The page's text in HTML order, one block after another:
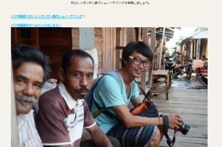
ぜひレンボンガン島でシュノーケリングを体験しましょう。
バリ倶楽部と行くレンボンガン島のシュノーケリング ！
バリ倶楽部のホームページはこちら！